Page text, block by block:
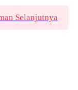
Selanjutnya